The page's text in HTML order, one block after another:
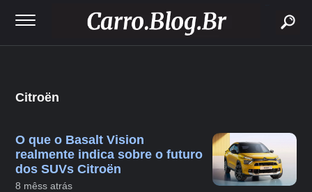
Citroën
O que o Basalt Vision
realmente indica sobre o futuro
dos SUVs Citroën
8 mêss atrás